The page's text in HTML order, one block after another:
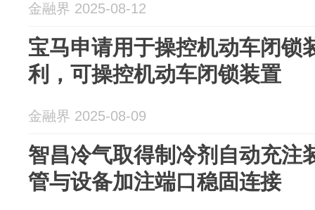
金融界 2025-08-12
宝马申请用于操控机动车闭锁
利，可操控机动车闭锁装置
金融界 2025-08-09
智昌冷气取得制冷剂自动充注
管与设备加注端口稳固连接